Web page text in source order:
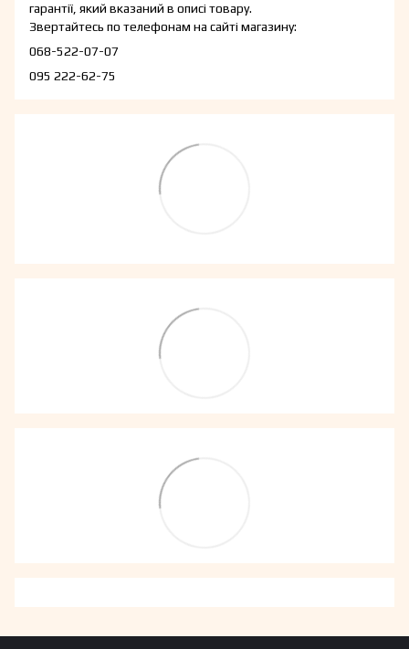
гарантії, який вказаний в описі товару.
Звертайтесь по телефонам на сайті магазину:
068-522-07-07
095 222-62-75